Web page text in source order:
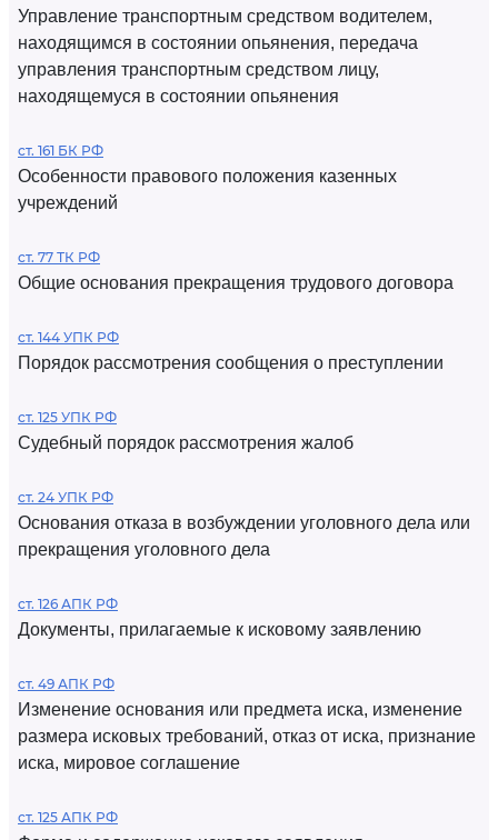
Управление транспортным средством водителем,
находящимся в состоянии опьянения, передача
управления транспортным средством лицу,
находящемуся в состоянии опьянения
ст. 161 БК РФ
Особенности правового положения казенных
учреждений
ст. 77 ТК РФ
Общие основания прекращения трудового договора
ст. 144 УПК РФ
Порядок рассмотрения сообщения о преступлении
ст. 125 УПК РФ
Судебный порядок рассмотрения жалоб
ст. 24 УПК РФ
Основания отказа в возбуждении уголовного дела или
прекращения уголовного дела
ст. 126 АПК РФ
Документы, прилагаемые к исковому заявлению
ст. 49 АПК РФ
Изменение основания или предмета иска, изменение
размера исковых требований, отказ от иска, признание
иска, мировое соглашение
ст. 125 АПК РФ